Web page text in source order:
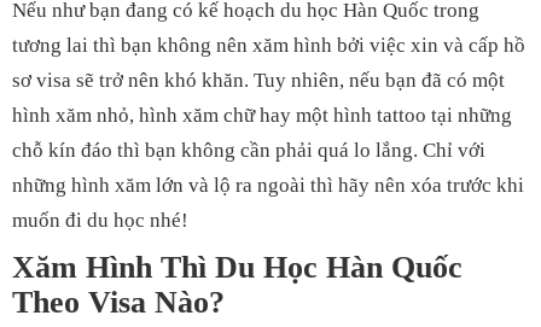
Nếu như bạn đang có kế hoạch du học Hàn Quốc trong
tương lai thì bạn không nên xăm hình bởi việc xin và cấp hồ
sơ visa sẽ trở nên khó khăn. Tuy nhiên, nếu bạn đã có một
hình xăm nhỏ, hình xăm chữ hay một hình tattoo tại những
chỗ kín đáo thì bạn không cần phải quá lo lắng. Chỉ với
những hình xăm lớn và lộ ra ngoài thì hãy nên xóa trước khi
muốn đi du học nhé!
Xăm Hình Thì Du Học Hàn Quốc
Theo Visa Nào?